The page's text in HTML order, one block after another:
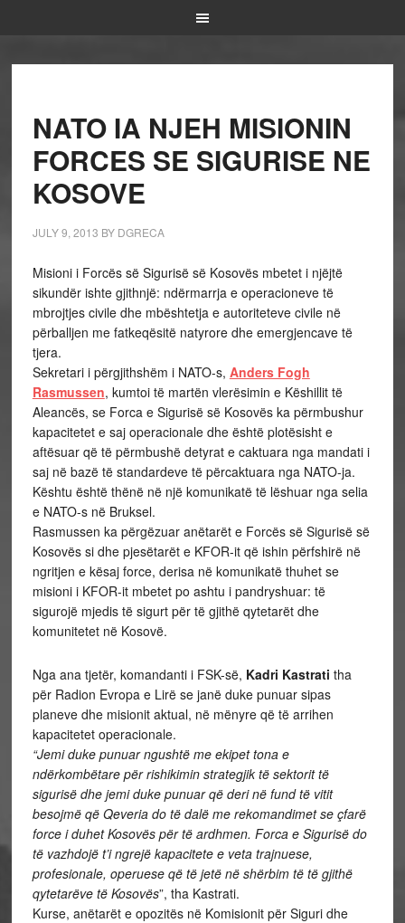
NATO IA NJEH MISIONIN
FORCES SE SIGURISE NE
KOSOVE
JULY 9, 2013 BY DGRECA
Misioni i Forcës së Sigurisë së Kosovës mbetet i njëjtë
sikundër ishte gjithnjë: ndërmarrja e operacioneve të
mbrojtjes civile dhe mbështetja e autoriteteve civile në
përballjen me fatkeqësitë natyrore dhe emergjencave të
tjera.
Sekretari i përgjithshëm i NATO-s, Anders Fogh
Rasmussen, kumtoi të martën vlerësimin e Këshillit të
Aleancës, se Forca e Sigurisë së Kosovës ka përmbushur
kapacitetet e saj operacionale dhe është plotësisht e
aftësuar që të përmbushë detyrat e caktuara nga mandati i
saj në bazë të standardeve të përcaktuara nga NATO-ja.
Kështu është thënë në një komunikatë të lëshuar nga selia
e NATO-s në Bruksel.
Rasmussen ka përgëzuar anëtarët e Forcës së Sigurisë së
Kosovës si dhe pjesëtarët e KFOR-it që ishin përfshirë në
ngritjen e kësaj force, derisa në komunikatë thuhet se
misioni i KFOR-it mbetet po ashtu i pandryshuar: të
sigurojë mjedis të sigurt për të gjithë qytetarët dhe
komunitetet në Kosovë.
Nga ana tjetër, komandanti i FSK-së, Kadri Kastrati tha
për Radion Evropa e Lirë se janë duke punuar sipas
planeve dhe misionit aktual, në mënyre që të arrihen
kapacitetet operacionale.
“Jemi duke punuar ngushtë me ekipet tona e
ndërkombëtare për rishikimin strategjik të sektorit të
sigurisë dhe jemi duke punuar që deri në fund të vitit
besojmë që Qeveria do të dalë me rekomandimet se çfarë
force i duhet Kosovës për të ardhmen. Forca e Sigurisë do
të vazhdojë t’i ngrejë kapacitete e veta trajnuese,
profesionale, operuese që të jetë në shërbim të të gjithë
qytetarëve të Kosovës”, tha Kastrati.
Kurse, anëtarët e opozitës në Komisionit për Siguri dhe